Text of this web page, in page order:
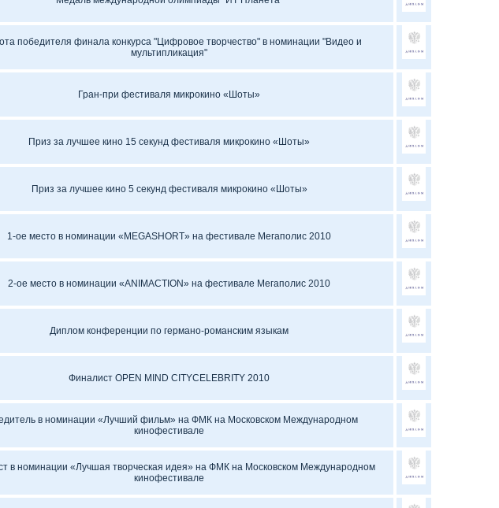
победителя финала конкурса "Цифровое творчество" в номинации "Видео и
мультипликация"
Гран-при фестиваля микрокино «Шоты»
Приз за лучшее кино 15 секунд фестиваля микрокино «Шоты»
Приз за лучшее кино 5 секунд фестиваля микрокино «Шоты»
1-ое место в номинации «MEGASHORT» на фестивале Мегаполис 2010
2-ое место в номинации «ANIMACTION» на фестивале Мегаполис 2010
Диплом конференции по германо-романским языкам
Финалист OPEN MIND CITYCELEBRITY 2010
в номинации «Лучший фильм» на ФМК на Московском Международном
кинофестивале
в номинации «Лучшая творческая идея» на ФМК на Московском Международном
кинофестивале